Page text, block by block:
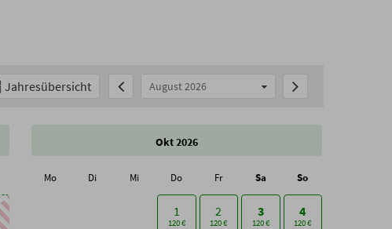
August 2026
Jahresübersicht
Okt 2026
Mo Di Mi Do Fr Sa So
1
120 €
2
120 €
3
120 €
4
120 €